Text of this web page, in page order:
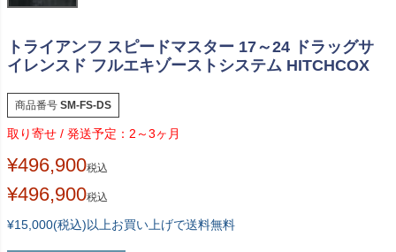
トライアンフ スピードマスター 17～24 ドラッグサ
イレンスド フルエキゾーストシステム HITCHCOX
商品番号 SM-FS-DS
2～3ヶ月
¥496,900税込
¥496,900税込
¥15,000(税込)以上お買い上げで送料無料